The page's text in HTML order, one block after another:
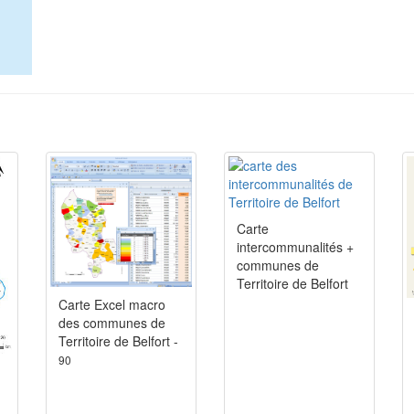
Carte Excel macro
des communes de
Territoire de Belfort -
90
Carte
intercommunalités +
communes de
Territoire de Belfort